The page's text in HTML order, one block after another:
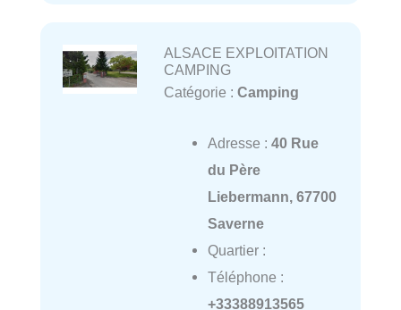
ALSACE EXPLOITATION
CAMPING
Catégorie : Camping
Adresse : 40 Rue
du Père
Liebermann, 67700
Saverne
Quartier :
Téléphone :
+33388913565